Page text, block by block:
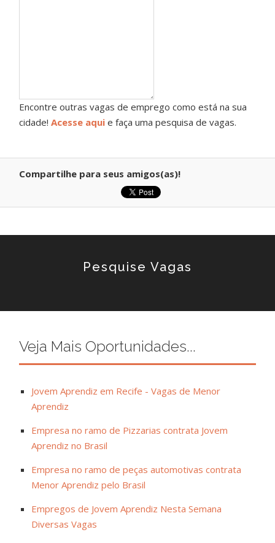
Encontre outras vagas de emprego como está na sua
cidade!Acesse aqui e faça uma pesquisa de vagas.
Compartilhe para seus amigos(as)!
Pesquise Vagas
Veja Mais Oportunidades...
Jovem Aprendiz em Recife - Vagas de Menor
Aprendiz
Empresa no ramo de Pizzarias contrata Jovem
Aprendiz no Brasil
Empresa no ramo de peças automotivas contrata
Menor Aprendiz pelo Brasil
Empregos de Jovem Aprendiz Nesta Semana
Diversas Vagas